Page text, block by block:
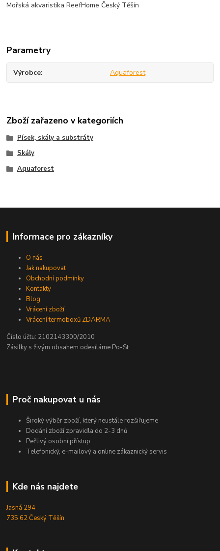
Mořská akvaristika ReefHome Český Těšín
Parametry
Výrobce Aquaforest
Zboží zařazeno v kategoriích
Písek, skály a substráty
Skály
Aquaforest
Informace pro zákazníky
O nás
Jak nakupovat
Obchodní podmínky
Kontakty
Blog
Vrácení zboží
Vrácení termoboxů ZDARMA
Číslo účtu: 2102143300/2010
Zásilky s živým obsahem odesíláme Po-St
Proč nakupovat u nás
Široký výběr zboží, který neustále rozšiřujeme
Dodání zboží zpravidla do 2-3 dnů
Pečlivý osobní přístup
Telefonický, e-mailový a online zákaznický servis
Kde nás najdete
Jasná 294
735 62 Český Těšín